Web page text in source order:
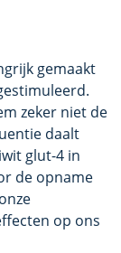
gemaakt
zeker niet de
daalt
glut-4 in
de opname
op ons